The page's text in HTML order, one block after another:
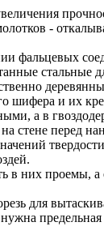
-
фальцевых
стальные
шифера и их
а в
стене перед
в них проемы, а
для
предельная